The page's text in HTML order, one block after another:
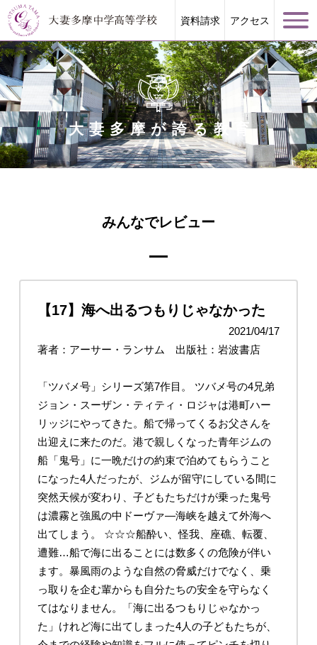
資料請求 アクセス
学校案内
進路指導
入試情報
大妻多摩が誇る教育
みんなでレビュー
【17】海へ出るつもりじゃなかった
2021/04/17
著者：アーサー・ランサム 出版社：岩波書店
「ツバメ号」シリーズ第7作目。 ツバメ号の4兄弟
ジョン・スーザン・ティティ・ロジャは港町ハー
リッジにやってきた。船で帰ってくるお父さんを
出迎えに来たのだ。港で親しくなった青年ジムの
船「鬼号」に一晩だけの約束で泊めてもらうこと
になった4人だったが、ジムが留守にしている間に
突然天候が変わり、子どもたちだけが乗った鬼号
は濃霧と強風の中ドーヴァ―海峡を越えて外海へ
出てしまう。 ☆☆☆船酔い、怪我、座礁、転覆、
遭難…船で海に出ることには数多くの危険が伴い
ます。暴風雨のような自然の脅威だけでなく、乗
っ取りを企む輩からも自分たちの安全を守らなく
てはなりません。「海に出るつもりじゃなかっ
た」けれど海に出てしまった4人の子どもたちが、